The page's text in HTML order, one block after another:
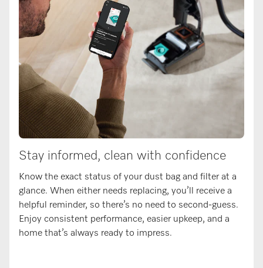
Stay informed, clean with confidence
Know the exact status of your dust bag and filter at a
glance. When either needs replacing, you’ll receive a
helpful reminder, so there’s no need to second-guess.
Enjoy consistent performance, easier upkeep, and a
home that’s always ready to impress.